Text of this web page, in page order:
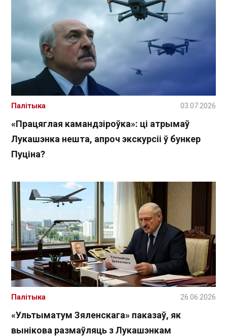
«Працяглая камандзіроўка»: ці атрымаў
Лукашэнка нешта, апроч экскурсіі ў бункер
Пуціна?
Палітыка 03.07.2026
«Ультыматум Зяленскага» паказаў, як
вынікова размаўляць з Лукашэнкам
Палітыка 26.06.2026